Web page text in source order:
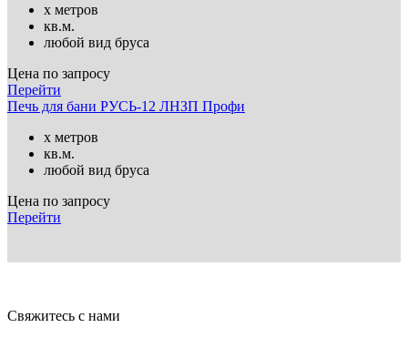
х метров
кв.м.
любой вид бруса
Цена по запросу
Перейти
Печь для бани РУСЬ-12 ЛНЗП Профи
х метров
кв.м.
любой вид бруса
Цена по запросу
Перейти
Свяжитесь с нами